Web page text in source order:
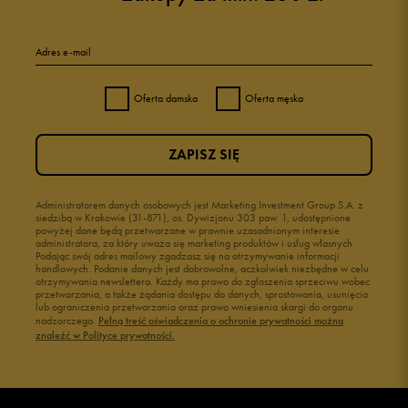
Adres e-mail
Oferta damska Oferta męska
Administratorem danych osobowych jest Marketing Investment Group S.A. z
siedzibą w Krakowie (31-871), os. Dywizjonu 303 paw. 1, udostępnione
powyżej dane będą przetwarzane w prawnie uzasadnionym interesie
administratora, za który uważa się marketing produktów i usług własnych.
Podając swój adres mailowy zgadzasz się na otrzymywanie informacji
handlowych. Podanie danych jest dobrowolne, aczkolwiek niezbędne w celu
otrzymywania newslettera. Każdy ma prawo do zgłoszenia sprzeciwu wobec
przetwarzania, a także żądania dostępu do danych, sprostowania, usunięcia
lub ograniczenia przetwarzania oraz prawo wniesienia skargi do organu
nadzorczego. Pełną treść oświadczenia o ochronie prywatności można
znaleźć w Polityce prywatności.
ZAPISZ SIĘ